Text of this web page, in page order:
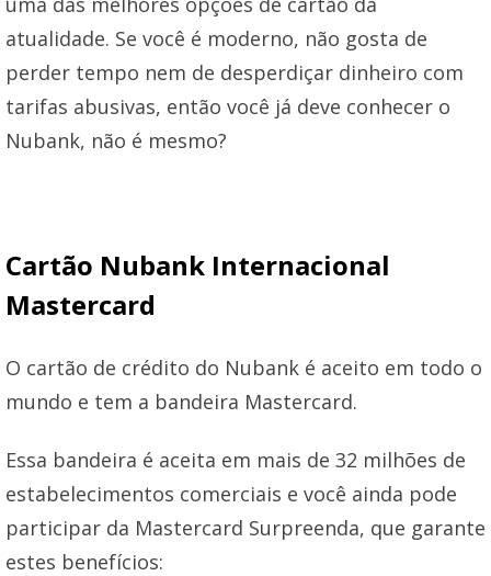
atualidade. Se você é moderno, não gosta de
perder tempo nem de desperdiçar dinheiro com
tarifas abusivas, então você já deve conhecer o
Nubank, não é mesmo?
Cartão Nubank Internacional
Mastercard
O cartão de crédito do Nubank é aceito em todo o
mundo e tem a bandeira Mastercard.
Essa bandeira é aceita em mais de 32 milhões de
estabelecimentos comerciais e você ainda pode
participar da Mastercard Surpreenda, que garante
estes benefícios: